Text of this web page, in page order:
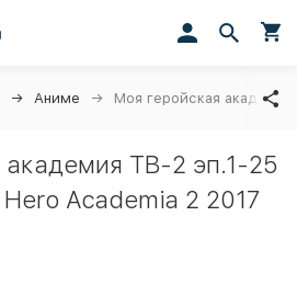
Аниме Моя геройская
академия ТВ-2 эп.1-25
Academia 2 2017